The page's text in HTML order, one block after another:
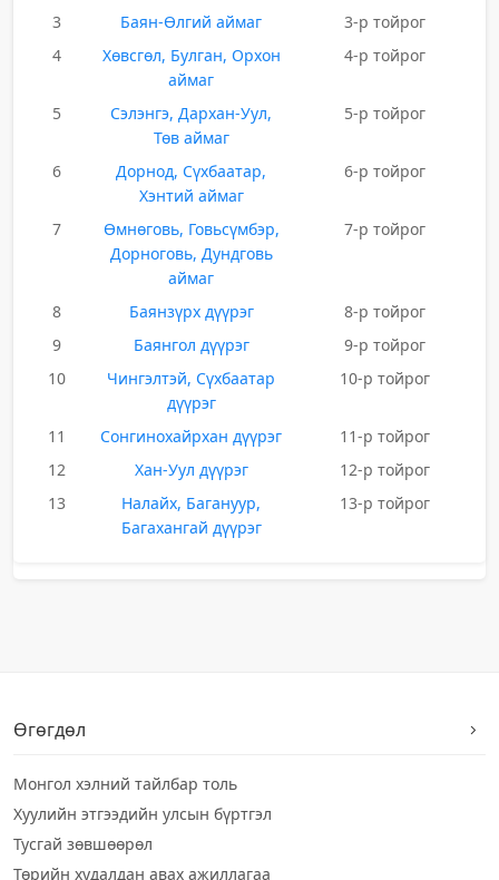
3 Баян-Өлгий аймаг
3-р тойрог
4
Хөвсгөл, Булган, Орхон
аймаг
4-р тойрог
5
Сэлэнгэ, Дархан-Уул,
Төв аймаг
5-р тойрог
6
Дорнод, Сүхбаатар,
Хэнтий аймаг
6-р тойрог
7
Өмнөговь, Говьсүмбэр,
Дорноговь, Дундговь
аймаг
7-р тойрог
8 Баянзүрх дүүрэг
8-р тойрог
9
Баянгол дүүрэг
9-р тойрог
10
Чингэлтэй, Сүхбаатар
дүүрэг
10-р тойрог
11 Сонгинохайрхан дүүрэг
11-р тойрог
12
Хан-Уул дүүрэг
12-р тойрог
13
Налайх, Багануур,
Багахангай дүүрэг
13-р тойрог
Өгөгдөл
Монгол хэлний тайлбар толь
Хуулийн этгээдийн улсын бүртгэл
Тусгай зөвшөөрөл
Төрийн худалдан авах ажиллагаа